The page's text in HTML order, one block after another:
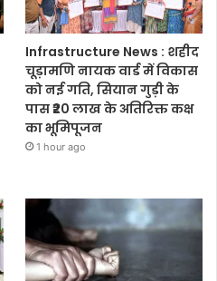
Infrastructure News : शहीद
चूड़ामणि नायक वार्ड में विकास
को नई गति, सियान गुड़ी के
पास ₹20 लाख के अतिरिक्त कक्ष
का भूमिपूजन
1 hour ago